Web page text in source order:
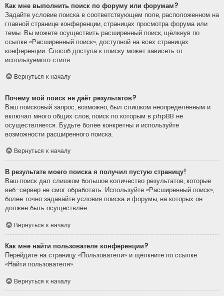
Как мне выполнить поиск по форуму или форумам?
Задайте условие поиска в соответствующем поле, расположенном на
главной странице конференции, страницах просмотра форума или
темы. Вы можете осуществить расширенный поиск, щёлкнув по
ссылке «Расширенный поиск», доступной на всех страницах
конференции. Способ доступа к поиску может зависеть от
используемого стиля.
Вернуться к началу
Почему мой поиск не даёт результатов?
Ваш поисковый запрос, возможно, был слишком неопределённым и
включал много общих слов, поиск по которым в phpBB не
осуществляется. Будьте более конкретны и используйте
возможности расширенного поиска.
Вернуться к началу
В результате моего поиска я получил пустую страницу!
Ваш поиск дал слишком большое количество результатов, которые
веб-сервер не смог обработать. Используйте «Расширенный поиск»,
более точно задавайте условия поиска и форумы, на которых он
должен быть осуществлён.
Вернуться к началу
Как мне найти пользователя конференции?
Перейдите на страницу «Пользователи» и щёлкните по ссылке
«Найти пользователя».
Вернуться к началу